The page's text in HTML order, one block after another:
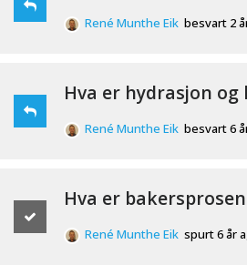
René Munthe Eik besvart 2
Hva er hydrasjon
René Munthe Eik besvart 6
Hva er
René Munthe Eik spurt 6 år